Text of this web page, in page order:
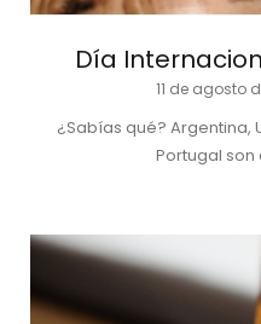
Día
Posted
11 de agosto
¿Sabías qué? Argentina,
Portugal